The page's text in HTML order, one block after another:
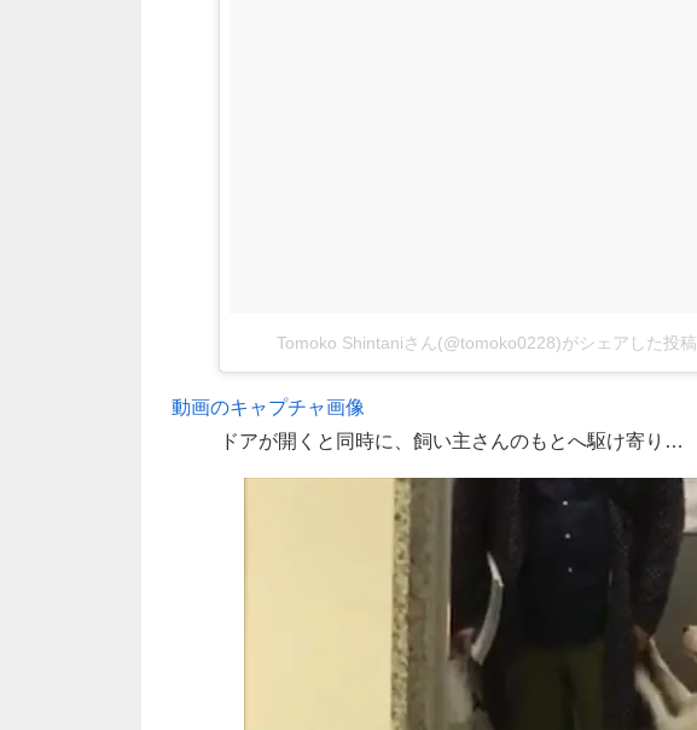
Tomoko Shintaniさん(@tomoko0228)がシェアした投稿
動画のキャプチャ画像
ドアが開くと同時に、飼い主さんのもとへ駆け寄り…